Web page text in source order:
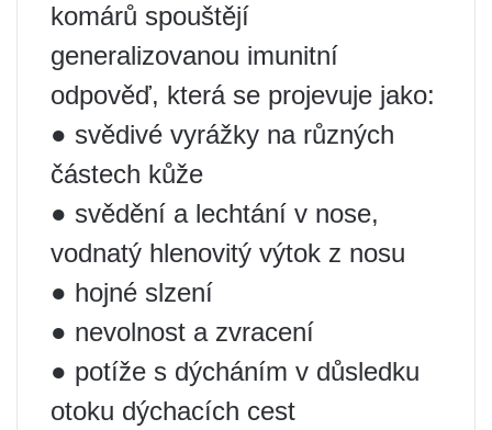
komárů spouštějí
generalizovanou imunitní
odpověď, která se projevuje jako:
● svědivé vyrážky na různých
částech kůže
● svědění a lechtání v nose,
vodnatý hlenovitý výtok z nosu
● hojné slzení
● nevolnost a zvracení
● potíže s dýcháním v důsledku
otoku dýchacích cest